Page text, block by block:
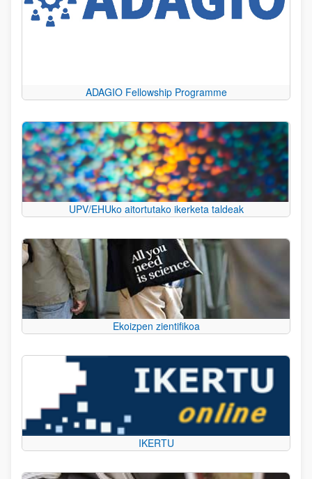
ADAGIO Fellowship Programme
UPV/EHUko aitortutako ikerketa taldeak
Ekoizpen zientifikoa
IKERTU